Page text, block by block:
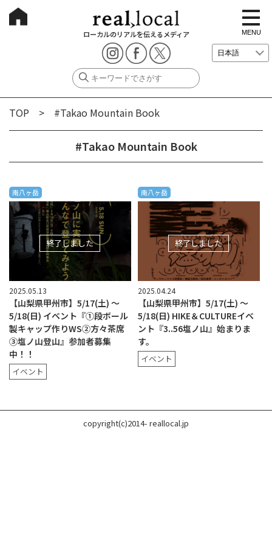
ローカルのリアルを伝えるメディア
t
o
g
g
e
i
i
MENU
TOP > #Takao Mountain Book
#Takao Mountain Book
南八ヶ岳
終了しました
2025.05.13
【山梨県甲州市】5/17(土) 〜
5/18(日) イベント『①段ボール
製キャップ作りWS②方々茶席
③塩ノ山登山』参加者募集
中！！
イベント
南八ヶ岳
終了しました
2025.04.24
【山梨県甲州市】5/17(土) 〜
5/18(日) HIKE＆CULTUREイベ
ント『3..56塩ノ山』始まりま
す。
イベント
copyright(c)2014- reallocal.jp